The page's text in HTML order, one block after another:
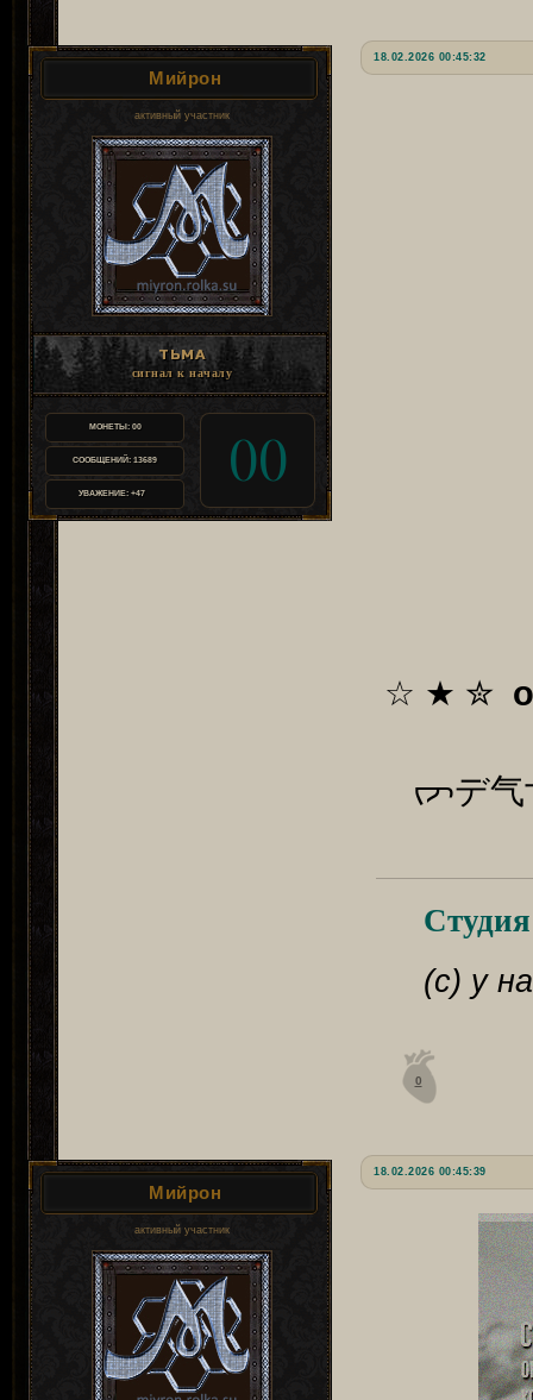
18.02.2026 00:45:32
Мийрон
активный участник
ТЬМА
сигнал к началу
МОНЕТЫ:00
СООБЩЕНИЙ: 13689
УВАЖЕНИЕ: +47 00
☆ ★ ✮
ᡕᠵデ
(с) у
0
18.02.2026 00:45:39
Мийрон
активный участник